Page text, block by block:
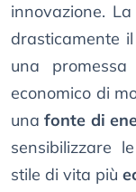
innovazione.
drasticamente
una
economico di
unafonte di
sensibilizzare
stile di vita più